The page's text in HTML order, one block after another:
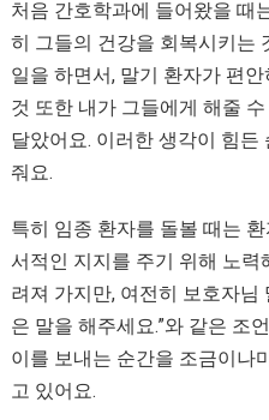
처음 간호학과에 들어왔을 때
히 그들의 건강을 회복시키는
일을 하면서, 말기 환자가 편
것 또한 내가 그들에게 해줄
달았어요. 이러한 생각이 힘든
줘요.
특히 임종 환자를 돌볼 때는
서적인 지지를 주기 위해 노력
려져 가지만, 여전히 보호자님
은 말을 해주세요.”와 같은 조
이를 보내는 순간을 조금이나
고 있어요.